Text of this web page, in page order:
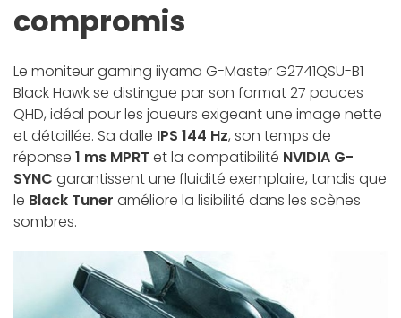
compromis
Le moniteur gaming iiyama G-Master G2741QSU-B1
Black Hawk se distingue par son format 27 pouces
QHD, idéal pour les joueurs exigeant une image nette
et détaillée. Sa dalle IPS 144 Hz, son temps de
réponse 1 ms MPRT et la compatibilité NVIDIA G-
SYNC garantissent une fluidité exemplaire, tandis que
le Black Tuner améliore la lisibilité dans les scènes
sombres.